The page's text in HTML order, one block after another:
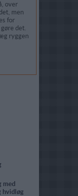
over
men
for
det.
ryggen
med
hvidløg